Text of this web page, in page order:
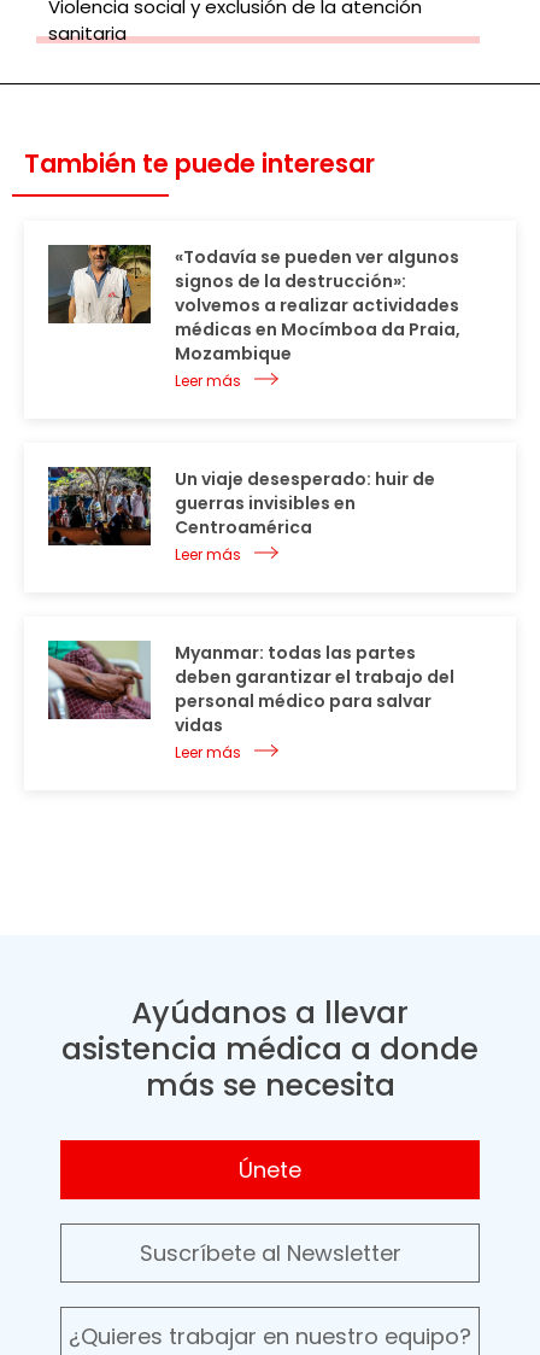
Violencia social y exclusión de la atención
sanitaria
También te puede interesar
«Todavía se pueden ver algunos
signos de la destrucción»:
volvemos a realizar actividades
médicas en Mocímboa da Praia,
Mozambique
Leer más
Un viaje desesperado: huir de
guerras invisibles en
Centroamérica
Leer más
Myanmar: todas las partes
deben garantizar el trabajo del
personal médico para salvar
vidas
Leer más
Ayúdanos a llevar
asistencia médica a donde
más se necesita
Únete
Suscríbete al Newsletter
¿Quieres trabajar en nuestro equipo?